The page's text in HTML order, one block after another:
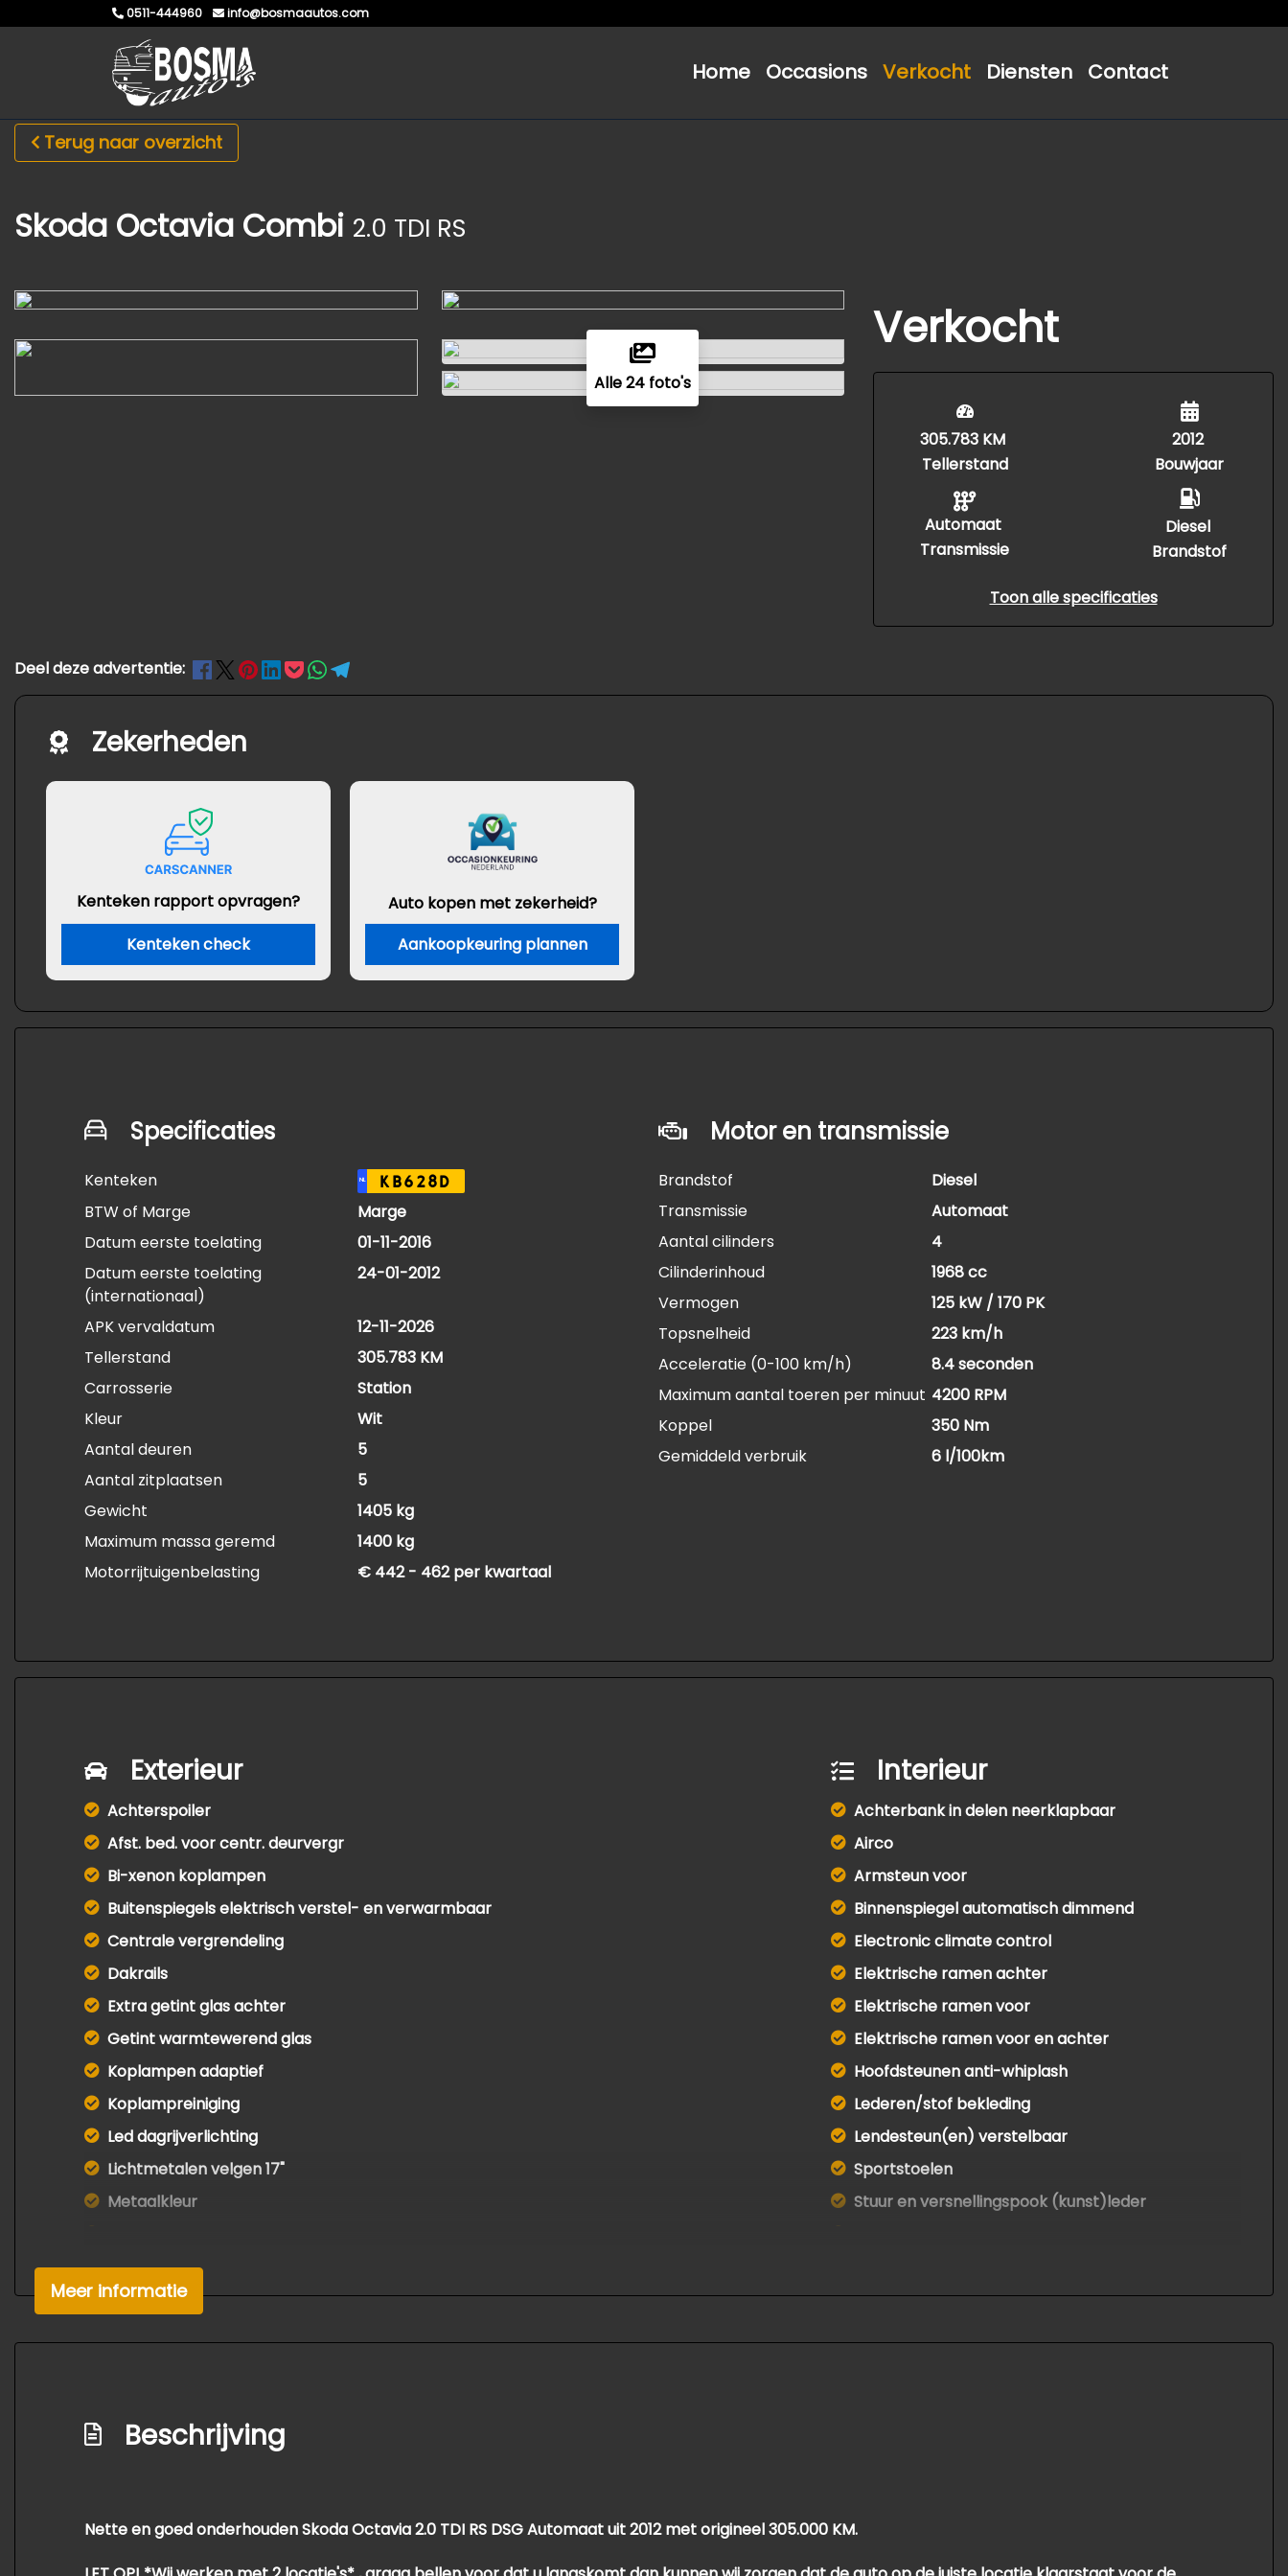
0511-444960 info@bosmaautos.com
Home Occasions Verkocht Diensten Contact
Terug naar overzicht
Skoda Octavia Combi 2.0 TDI RS
Alle 24 foto's
Verkocht
305.783 KM
Tellerstand
Automaat
Transmissie
2012
Bouwjaar
Diesel
Brandstof
Toon alle specificaties
Deel deze advertentie:
Zekerheden
Kenteken rapport opvragen?
Kenteken check
Auto kopen met zekerheid?
Aankoopkeuring plannen
Specificaties
Kenteken NL KB628D
BTW of Marge
Marge
Datum eerste toelating
01-11-2016
Datum eerste toelating
(internationaal)
24-01-2012
APK vervaldatum
12-11-2026
Tellerstand
305.783 KM
Carrosserie
Station
Kleur
Wit
Aantal deuren
5
Aantal zitplaatsen
5
Gewicht
1405 kg
Maximum massa geremd
1400 kg
Motorrijtuigenbelasting
€ 442 - 462 per kwartaal
Motor en transmissie
Brandstof
Diesel
Transmissie
Automaat
Aantal cilinders
4
Cilinderinhoud
1968 cc
Vermogen
125 kW / 170 PK
Topsnelheid
223 km/h
Acceleratie (0-100 km/h)
8.4 seconden
Maximum aantal toeren per minuut 4200 RPM
Koppel
350 Nm
Gemiddeld verbruik
6 l/100km
Exterieur
Achterspoiler
Afst. bed. voor centr. deurvergr
Bi-xenon koplampen
Buitenspiegels elektrisch verstel- en verwarmbaar
Centrale vergrendeling
Dakrails
Extra getint glas achter
Getint warmtewerend glas
Koplampen adaptief
Koplampreiniging
Led dagrijverlichting
Lichtmetalen velgen 17"
Metaalkleur
Parkeersensor achter
Ruitensproeiers/wisserbladen verwarmbaar
Voorspoiler
Interieur
Achterbank in delen neerklapbaar
Airco
Armsteun voor
Binnenspiegel automatisch dimmend
Electronic climate control
Elektrische ramen achter
Elektrische ramen voor
Elektrische ramen voor en achter
Hoofdsteunen anti-whiplash
Lederen/stof bekleding
Lendesteun(en) verstelbaar
Sportstoelen
Stuur en versnellingspook (kunst)leder
Voorstoelen verwarmd
Overige
Meer informatie
Beschrijving
Nette en goed onderhouden Skoda Octavia 2.0 TDI RS DSG Automaat uit 2012 met origineel 305.000 KM.